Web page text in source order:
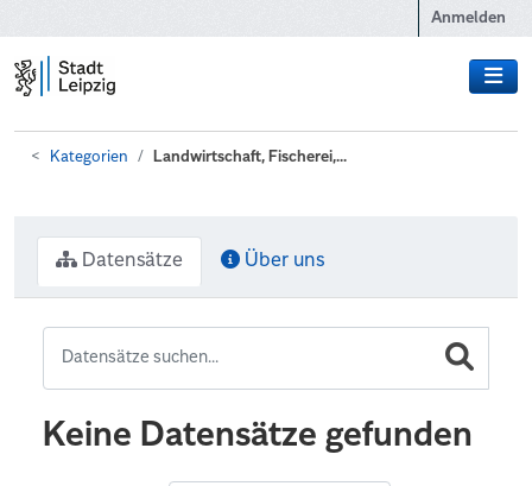
Anmelden
Kategorien Landwirtschaft, Fischerei,...
Datensätze Über uns
Keine Datensätze gefunden